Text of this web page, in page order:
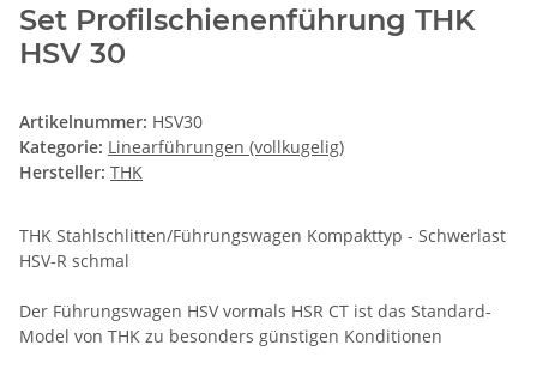
Set Profilschienenführung THK
HSV 30
Artikelnummer: HSV30
Kategorie: Linearführungen (vollkugelig)
Hersteller: THK
THK Stahlschlitten/Führungswagen Kompakttyp - Schwerlast
HSV-R schmal
Der Führungswagen HSV vormals HSR CT ist das Standard-
Model von THK zu besonders günstigen Konditionen